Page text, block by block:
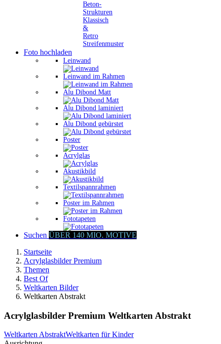
Beton-
Strukturen
Klassisch
&
Retro
Streifenmuster
Foto hochladen
Leinwand
Leinwand im Rahmen
Alu Dibond Matt
Alu Dibond laminiert
Alu Dibond gebürstet
Poster
Acrylglas
Akustikbild
Textilspannrahmen
Poster im Rahmen
Fototapeten
Suchen ÜBER 140 MIO. MOTIVE
Startseite
Acrylglasbilder Premium
Themen
Best Of
Weltkarten Bilder
Weltkarten Abstrakt
Acrylglasbilder Premium Weltkarten Abstrakt
Weltkarten AbstraktWeltkarten für Kinder